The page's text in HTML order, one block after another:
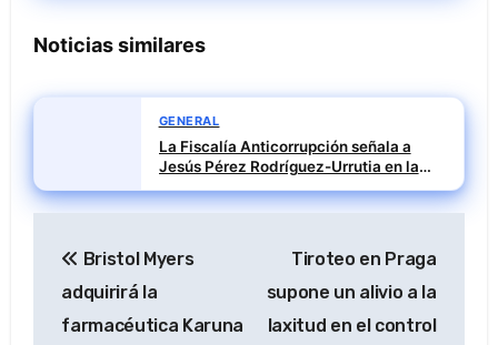
Noticias similares
GENERAL
La Fiscalía Anticorrupción señala a
Jesús Pérez Rodríguez-Urrutia en la
investigación del rescate de Tubos
Reunidos
de
entradas
Bristol Myers
adquirirá la
farmacéutica Karuna
Tiroteo en Praga
supone un alivio a la
laxitud en el control